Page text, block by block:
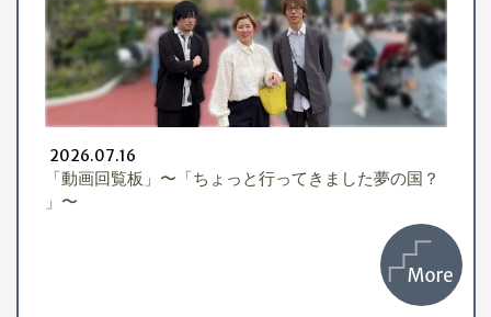
2026.07.16
「動画回覧板」〜「ちょっと行ってきました夢の国？
」〜